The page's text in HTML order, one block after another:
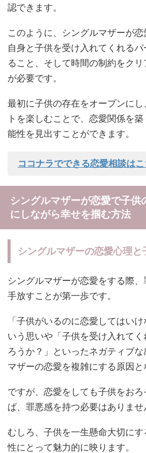
認できます​。
このように、シングルマザーが恋
自身と子供を受け入れてくれる
ること、そして時間の制約をク
が必要です。
最初に子供の存在をオープンに
トを楽しむことで、恋愛関係を
能性を見出すことができます。
ココナラでできる恋愛相談はこ
シングルマザーが恋愛で子供
にしながら幸せを掴む方法
シングルマザーの恋愛心理と
シングルマザーが恋愛をする際
手放すことが第一歩です。
「子供がいるのに恋愛してはい
いう思いや「子供を受け入れて
ろうか？」といったネガティブ
マザーの恋愛を複雑にする原因と
ですが、恋愛をしても子供をお
ば、罪悪感を持つ必要はありませ
むしろ、子供を一生懸命大切に
性にとって魅力的に映ります​​。